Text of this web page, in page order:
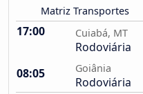
Matriz Transportes
17:00 Cuiabá, MT
Rodoviária
08:05
Goiânia
Rodoviária